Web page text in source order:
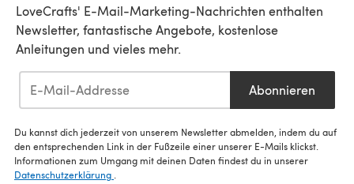
LoveCrafts' E-Mail-Marketing-Nachrichten enthalten
Newsletter, fantastische Angebote, kostenlose
Anleitungen und vieles mehr.
Abonnieren
Du kannst dich jederzeit von unserem Newsletter abmelden, indem du auf
den entsprechenden Link in der Fußzeile einer unserer E-Mails klickst.
Informationen zum Umgang mit deinen Daten findest du in unserer
Datenschutzerklärung